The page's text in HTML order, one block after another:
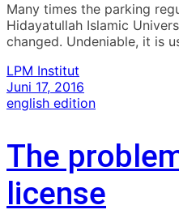
Many times the parking
Hidayatullah Islamic
changed. Undeniable, it is
LPM Institut
Juni 17, 2016
english edition
The
license